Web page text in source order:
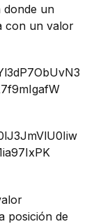
donde un
con un valor
posición de